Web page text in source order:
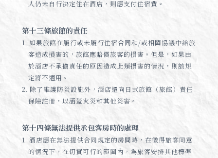
人仍未自行決定住在酒店，則應支付住宿費。
第十三條旅館的責任
1. 如果旅館在履行或未履行住宿合同和/或相關協議中給旅
客造成損害的，旅館應賠償旅客的損害。但是，如果由
於酒店不承擔責任的原因造成此類損害的情況，則該規
定將不適用。
2. 除了維護防災設施外，酒店還向日式旅館（旅館）責任
保險註冊，以涵蓋火災和其他災害。
第十四條無法提供承包客房時的處理
1. 酒店應在無法提供合同規定的房間時，在徵得旅客同意
的情況下，在切實可行的範圍內，為旅客安排其他標準